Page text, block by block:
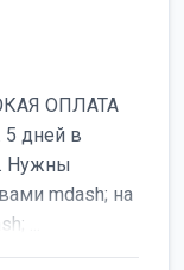
ОПЛАТА
5 дней в
Нужны
mdash; на
...